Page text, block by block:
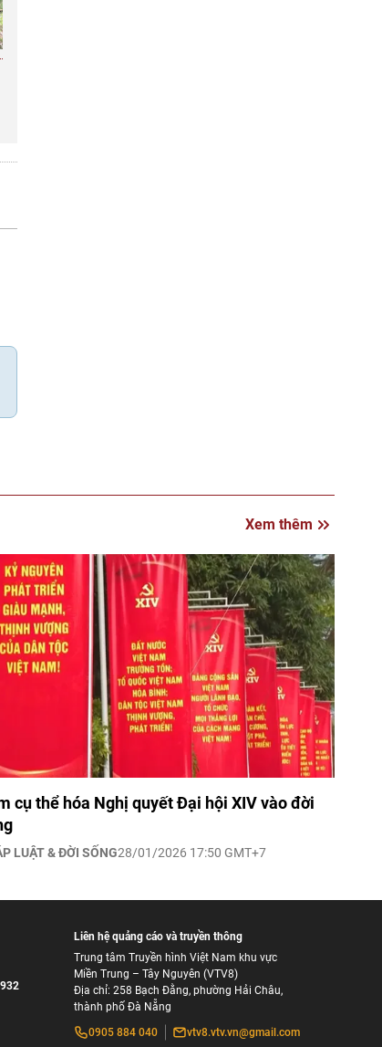
Xem thêm
cụ thể hóa Nghị quyết Đại hội XIV vào đời
LUẬT & ĐỜI SỐNG28/01/2026 17:50 GMT+7
Liên hệ quảng cáo và truyền thông
Trung tâm Truyền hình Việt Nam khu vực
Miền Trung – Tây Nguyên (VTV8)
Địa chỉ: 258 Bạch Đằng, phường Hải Châu,
thành phố Đà Nẵng
0905 884 040
vtv8.vtv.vn@gmail.com